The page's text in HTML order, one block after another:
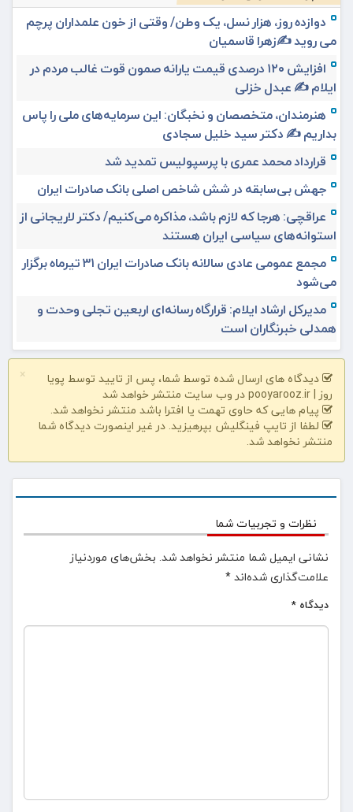
دوازده روز، هزار نسل، یک وطن/ وقتی از خون علمداران پرچم
می روید ✍️زهرا قاسمیان
افزایش ۱۲۰ درصدی قیمت یارانه صمون قوت غالب مردم در
ایلام ✍️ عبدل خزلی
هنرمندان، متخصصان و نخبگان: این سرمایه‌های ملی را پاس
بداریم ✍️ دکتر سید خلیل سجادی
قرارداد محمد عمری با پرسپولیس تمدید شد
جهش بی‌سابقه در شش شاخص اصلی بانک صادرات ایران
عراقچی: هرجا که لازم باشد، مذاکره می‌کنیم/ دکتر لاریجانی از
استوانه‌های سیاسی ایران هستند
مجمع عمومی عادی سالانه بانک صادرات ایران ۳۱ تیرماه برگزار
می‌شود
مدیرکل ارشاد ایلام: قرارگاه رسانه‌ای اربعین تجلی وحدت و
همدلی خبرنگاران است
×
دیدگاه های ارسال شده توسط شما، پس از تایید توسط پویا
روز | pooyarooz.ir در وب سایت منتشر خواهد شد
پیام هایی که حاوی تهمت یا افترا باشد منتشر نخواهد شد.
لطفا از تایپ فینگلیش بپرهیزید. در غیر اینصورت دیدگاه شما
منتشر نخواهد شد.
نظرات و تجربیات شما
نشانی ایمیل شما منتشر نخواهد شد. بخش‌های موردنیاز
علامت‌گذاری شده‌اند*
دیدگاه *